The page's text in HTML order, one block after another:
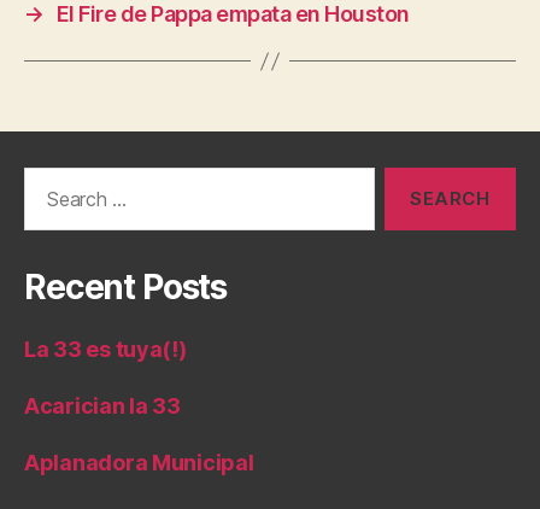
→
El Fire de Pappa empata en Houston
Recent Posts
La 33 es tuya(!)
Acarician la 33
Aplanadora Municipal